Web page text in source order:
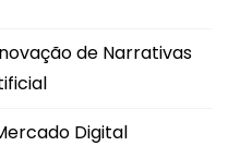
de Narrativas
Digital